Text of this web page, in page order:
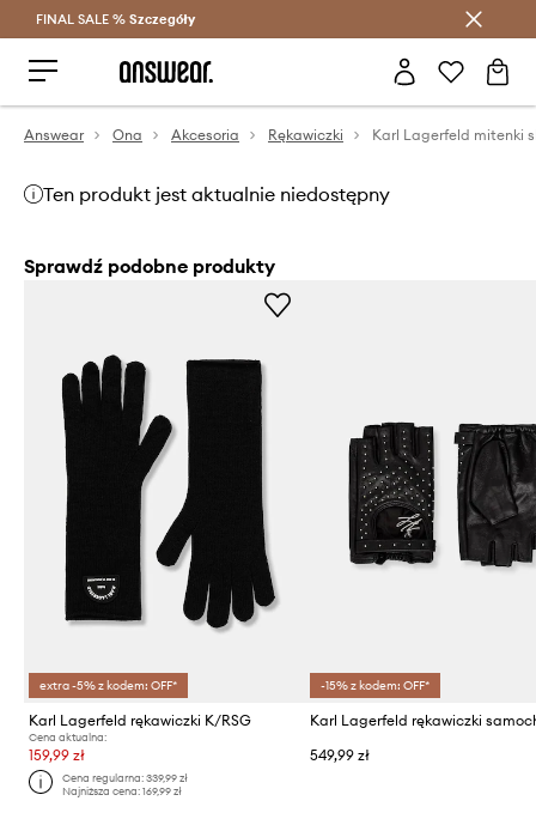
Oszczędzaj z Answear Club >
FINAL SALE % Szczegóły
Answear Ona Akcesoria Rękawiczki Karl Lagerfeld mitenki
Ten produkt jest aktualnie niedostępny
Sprawdź podobne produkty
extra -5% z kodem: OFF*
Karl Lagerfeld rękawiczki K/RSG
Cena aktualna:
159,99 zł
Cena regularna:339,99 zł
Najniższa cena:169,99 zł
-15% z kodem: OFF*
549,99 zł